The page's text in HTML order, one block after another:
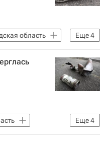
Еще4
область
Еще4